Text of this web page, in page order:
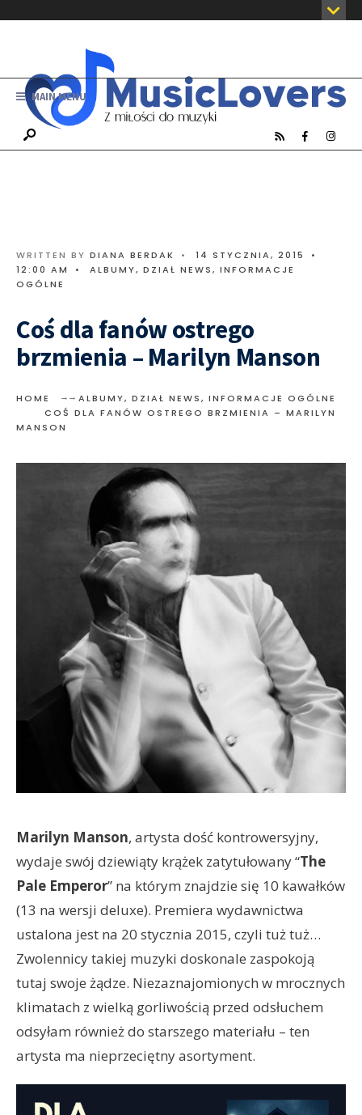
MAIN MENU
WRITTEN BY DIANA BERDAK • 14 STYCZNIA, 2015
•
12:00 AM
• ALBUMY, DZIAŁ NEWS, INFORMACJE
OGÓLNE
Coś dla fanów ostrego
brzmienia – Marilyn Manson
HOME ALBUMY, DZIAŁ NEWS, INFORMACJE OGÓLNE
COŚ DLA FANÓW OSTREGO BRZMIENIA – MARILYN
MANSON
Marilyn Manson, artysta dość kontrowersyjny,
wydaje swój dziewiąty krążek zatytułowany “The
Pale Emperor” na którym znajdzie się 10 kawałków
(13 na wersji deluxe). Premiera wydawnictwa
ustalona jest na 20 stycznia 2015, czyli tuż tuż…
Zwolennicy takiej muzyki doskonale zaspokoją
tutaj swoje żądze. Niezaznajomionych w mrocznych
klimatach z wielką gorliwością przed odsłuchem
odsyłam również do starszego materiału – ten
artysta ma nieprzeciętny asortyment.